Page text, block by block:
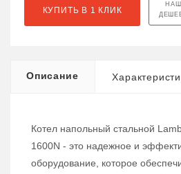
КУПИТЬ В 1 КЛИК
Описание
Котел напольный стальной
1600N - это надежное и
оборудование, которое